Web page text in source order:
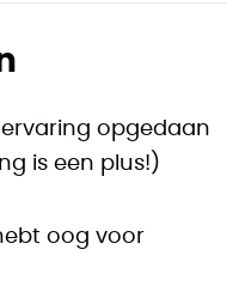
opgedaan
is een plus!)
oog voor